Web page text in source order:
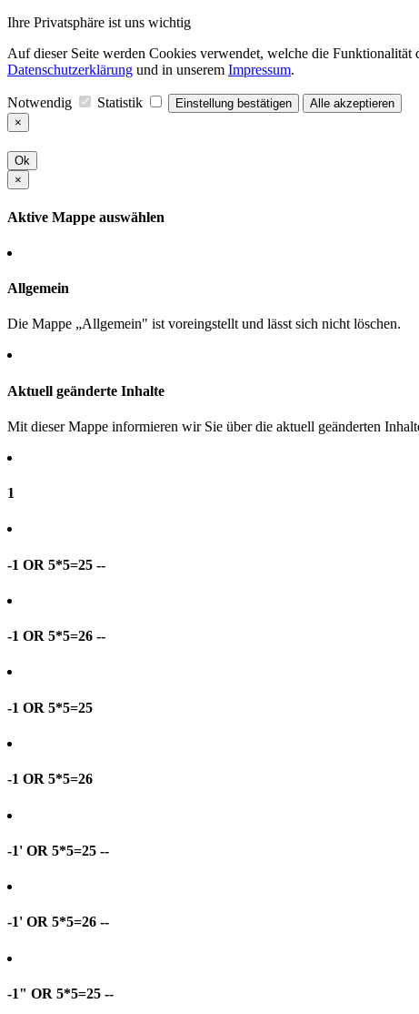
Ihre Privatsphäre ist uns wichtig
Auf dieser Seite werden Cookies verwendet, welche die
Datenschutzerklärung und in unserem Impressum.
Notwendig Statistik Einstellung bestätigen
Alle akzeptieren
×
Ok
×
Aktive Mappe auswählen
Allgemein
Die Mappe „Allgemein" ist voreingstellt und lässt sich nicht löschen.
Aktuell geänderte Inhalte
Mit dieser Mappe informieren wir Sie über die aktuell geänderten
1
-1 OR 5*5=25 --
-1 OR 5*5=26 --
-1 OR 5*5=25
-1 OR 5*5=26
-1' OR 5*5=25 --
-1' OR 5*5=26 --
-1" OR 5*5=25 --